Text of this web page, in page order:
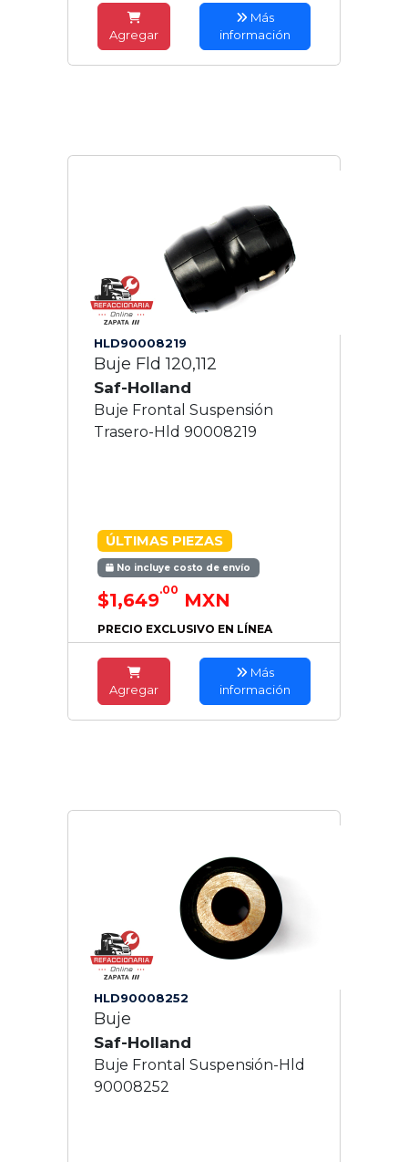
Agregar
Más
información
HLD90008219
Buje Fld 120,112
Saf-Holland
Buje Frontal Suspensión
Trasero-Hld 90008219
ÚLTIMAS PIEZAS
No incluye costo de envío
$1,649.00 MXN
PRECIO EXCLUSIVO EN LÍNEA
Agregar
Más
información
HLD90008252
Buje
Saf-Holland
Buje Frontal Suspensión-Hld
90008252